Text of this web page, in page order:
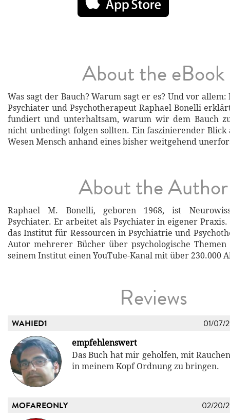
About the eBook
Was sagt der Bauch? Warum sagt er es? Und vor
Psychiater und Psychotherapeut Raphael Bonelli
fundiert und unterhaltsam, warum wir dem Bauch
nicht unbedingt folgen sollten. Ein faszinierender Blick
Wesen Mensch anhand eines bisher weitgehend
About the Author
Raphael M. Bonelli, geboren 1968, ist
Psychiater. Er arbeitet als Psychiater in eigener
das Institut für Ressourcen in Psychiatrie und
Autor mehrerer Bücher über psychologische
seinem Institut einen YouTube-Kanal mit über 230.000
Reviews
WAHIED1 01/07/
empfehlenswert
Das Buch hat mir geholfen, mit
in meinem Kopf Ordnung zu bringen.
MOFAREONLY 02/20/